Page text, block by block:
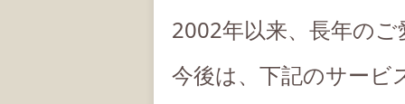
2002年以来、長年の
今後は、下記のサービ